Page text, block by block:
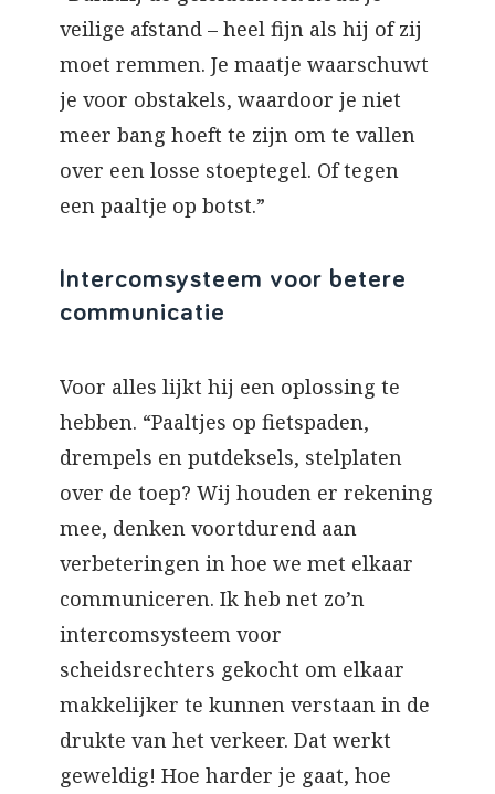
veilige afstand – heel fijn als hij of zij
moet remmen. Je maatje waarschuwt
je voor obstakels, waardoor je niet
meer bang hoeft te zijn om te vallen
over een losse stoeptegel. Of tegen
een paaltje op botst.”
Intercomsysteem voor betere
communicatie
Voor alles lijkt hij een oplossing te
hebben. “Paaltjes op fietspaden,
drempels en putdeksels, stelplaten
over de toep? Wij houden er rekening
mee, denken voortdurend aan
verbeteringen in hoe we met elkaar
communiceren. Ik heb net zo’n
intercomsysteem voor
scheidsrechters gekocht om elkaar
makkelijker te kunnen verstaan in de
drukte van het verkeer. Dat werkt
geweldig! Hoe harder je gaat, hoe